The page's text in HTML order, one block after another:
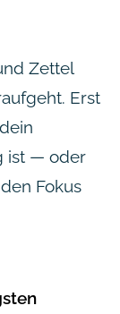
Zettel
Erst
ist — oder
Fokus